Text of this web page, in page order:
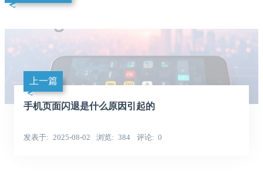
上一篇
手机页面闪退是什么原因引起的
发表于 2025-08-02 浏览 384 评论 0